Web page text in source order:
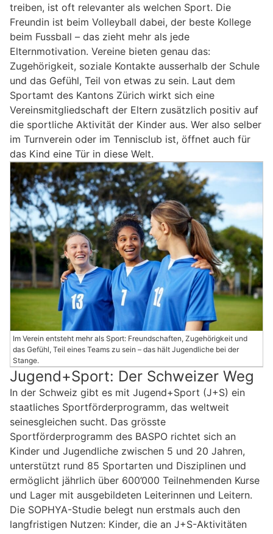
treiben, ist oft relevanter als welchen Sport. Die
Freundin ist beim Volleyball dabei, der beste Kollege
beim Fussball – das zieht mehr als jede
Elternmotivation. Vereine bieten genau das:
Zugehörigkeit, soziale Kontakte ausserhalb der Schule
und das Gefühl, Teil von etwas zu sein. Laut dem
Sportamt des Kantons Zürich wirkt sich eine
Vereinsmitgliedschaft der Eltern zusätzlich positiv auf
die sportliche Aktivität der Kinder aus. Wer also selber
im Turnverein oder im Tennisclub ist, öffnet auch für
das Kind eine Tür in diese Welt.
Im Verein entsteht mehr als Sport: Freundschaften, Zugehörigkeit und
das Gefühl, Teil eines Teams zu sein – das hält Jugendliche bei der
Stange.
Jugend+Sport: Der Schweizer Weg
In der Schweiz gibt es mit Jugend+Sport (J+S) ein
staatliches Sportförderprogramm, das weltweit
seinesgleichen sucht. Das grösste
Sportförderprogramm des BASPO richtet sich an
Kinder und Jugendliche zwischen 5 und 20 Jahren,
unterstützt rund 85 Sportarten und Disziplinen und
ermöglicht jährlich über 600’000 Teilnehmenden Kurse
und Lager mit ausgebildeten Leiterinnen und Leitern.
Die SOPHYA-Studie belegt nun erstmals auch den
langfristigen Nutzen: Kinder, die an J+S-Aktivitäten